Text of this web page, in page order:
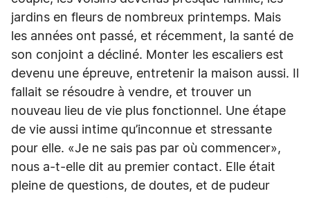
jardins en fleurs de nombreux printemps. Mais
les années ont passé, et récemment, la santé de
son conjoint a décliné. Monter les escaliers est
devenu une épreuve, entretenir la maison aussi. Il
fallait se résoudre à vendre, et trouver un
nouveau lieu de vie plus fonctionnel. Une étape
de vie aussi intime qu’inconnue et stressante
pour elle. «Je ne sais pas par où commencer»,
nous a-t-elle dit au premier contact. Elle était
pleine de questions, de doutes, et de pudeur